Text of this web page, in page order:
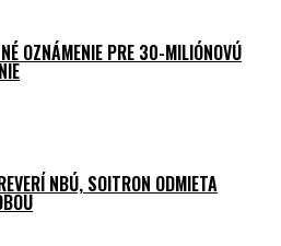
OZNÁMENIE PRE 30-MILIÓNOVÚ
NBÚ, SOITRON ODMIETA